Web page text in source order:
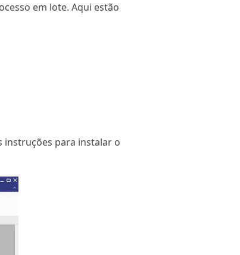
em lote. Aqui estão
instruções para instalar o